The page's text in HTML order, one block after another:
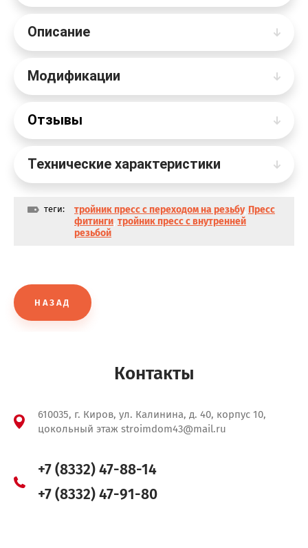
Описание
Модификации
Отзывы
Технические характеристики
теги: тройник пресс с переходом на резьбу, Пресс
фитинги тройник пресс с внутренней
резьбой
НАЗАД
Контакты
610035, г. Киров, ул. Калинина, д. 40, корпус 10,
цокольный этаж stroimdom43@mail.ru
+7 (8332) 47-88-14
+7 (8332) 47-91-80